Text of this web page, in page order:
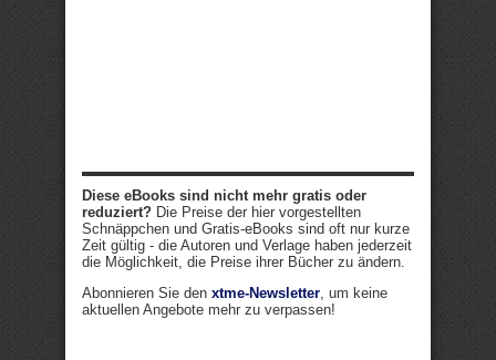
Diese eBooks sind nicht mehr gratis oder
reduziert? Die Preise der hier vorgestellten
Schnäppchen und Gratis-eBooks sind oft nur kurze
Zeit gültig - die Autoren und Verlage haben jederzeit
die Möglichkeit, die Preise ihrer Bücher zu ändern.
Abonnieren Sie den xtme-Newsletter, um keine
aktuellen Angebote mehr zu verpassen!